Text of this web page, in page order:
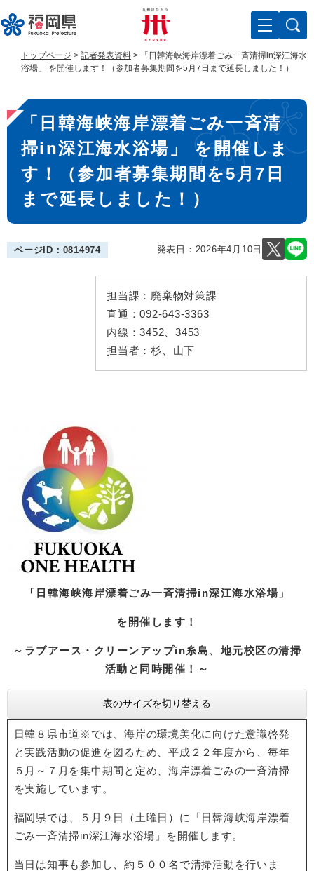
ー
ジ
す
。
ニ
ュ
し
て
トップページ > 記者発表資料 >
「日韓海峡海岸漂着ごみ一斉清掃in深江海水
浴場」 を開催します！（参加者募集期間を5月7日まで延長しました！）
本
文
「日韓海峡海岸漂着ごみ一斉清
掃in深江海水浴場」 を開催しま
す！（参加者募集期間を5月7日
まで延長しました！）
ページID：0814974 発表日： 2026年4月10日
担当課： 廃棄物対策課
直通：092-643-3363
内線：3452、3453
担当者： 杉、山下
「日韓海峡海岸漂着ごみ一斉清掃in深江海水浴場」
を開催します！
​～ラブアース・クリーンアップin糸島、地元校区の清掃
活動と同時開催！～
表のサイズを切り替える
日韓８県市道※では、海岸の環境美化に向けた意識啓発
と実践活動の促進を図るため、平成２２年度から、毎年
５月～７月を集中期間と定め、海岸漂着ごみの一斉清掃
を実施しています。
福岡県では、５月９日（土曜日）に「日韓海峡海岸漂着
ごみ一斉清掃in深江海水浴場」を開催します。
当日は知事も参加し、約５００名で清掃活動を行いま